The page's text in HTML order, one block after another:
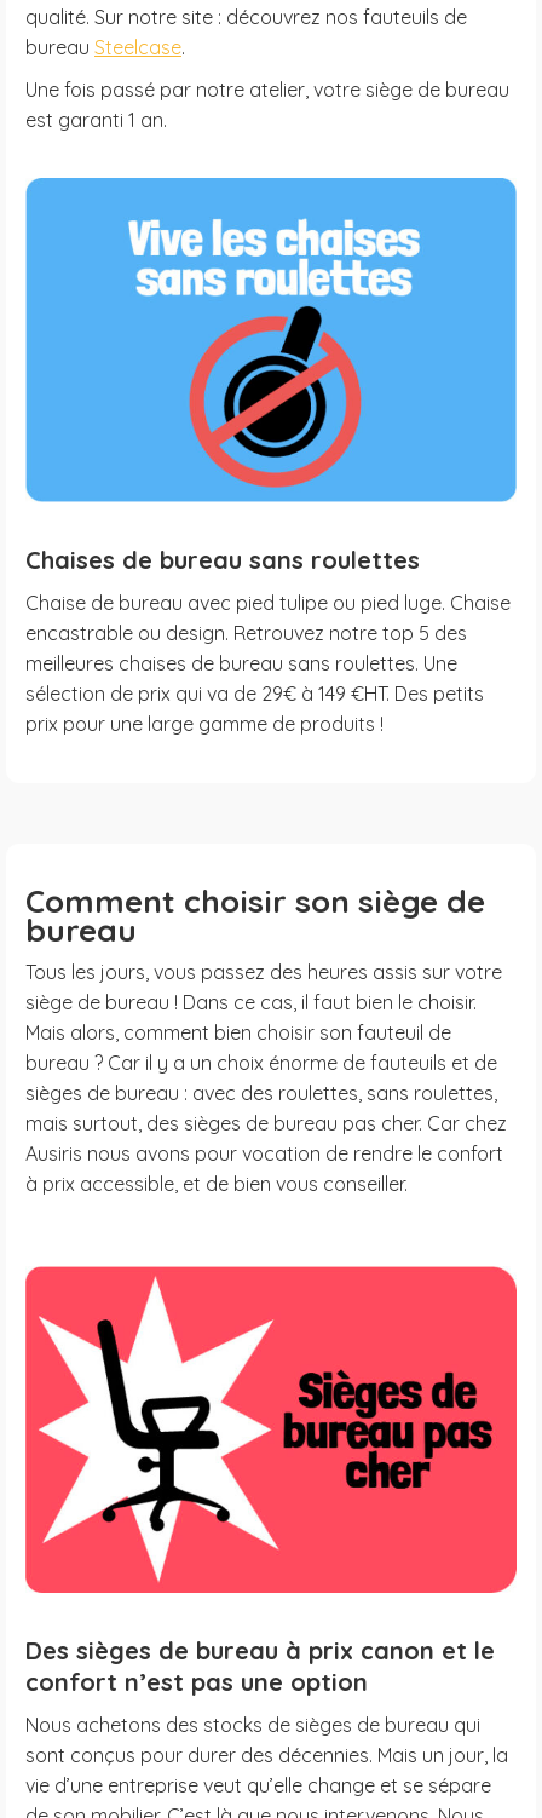
qualité. Sur notre site : découvrez nos fauteuils de
bureau Steelcase.
Une fois passé par notre atelier, votre siège de bureau
est garanti 1 an.
Chaises de bureau sans roulettes
Chaise de bureau avec pied tulipe ou pied luge. Chaise
encastrable ou design. Retrouvez notre top 5 des
meilleures chaises de bureau sans roulettes. Une
sélection de prix qui va de 29€ à 149 €HT. Des petits
prix pour une large gamme de produits !
Comment choisir son siège de
bureau
Tous les jours, vous passez des heures assis sur votre
siège de bureau ! Dans ce cas, il faut bien le choisir.
Mais alors, comment bien choisir son fauteuil de
bureau ? Car il y a un choix énorme de fauteuils et de
sièges de bureau : avec des roulettes, sans roulettes,
mais surtout, des sièges de bureau pas cher. Car chez
Ausiris nous avons pour vocation de rendre le confort
à prix accessible, et de bien vous conseiller.
Des sièges de bureau à prix canon et le
confort n’est pas une option
Nous achetons des stocks de sièges de bureau qui
sont conçus pour durer des décennies. Mais un jour, la
vie d’une entreprise veut qu’elle change et se sépare